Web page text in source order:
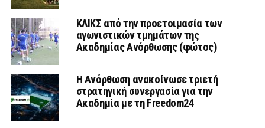
ΚΛΙΚΣ από την προετοιμασία των
αγωνιστικών τμημάτων της
Ακαδημίας Ανόρθωσης (φώτος)
Η Ανόρθωση ανακοίνωσε τριετή
στρατηγική συνεργασία για την
Ακαδημία με τη Freedom24